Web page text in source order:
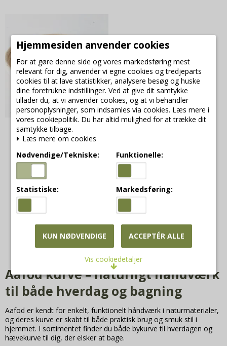
Aafod lille hævekurv, ø
18 cm
Aafod hævekurve
151885
79,00 DKK
Aafod kurve – naturligt håndværk
til både hverdag og bagning
Aafod er kendt for enkelt, funktionelt håndværk i naturmaterialer,
og deres kurve er skabt til både praktisk brug og smuk stil i
hjemmet. I sortimentet finder du både bykurve til hverdagen og
hævekurve til dig, der elsker at bage.
Hjemmesiden anvender cookies
For at gøre denne side og vores markedsføring mest
relevant for dig, anvender vi egne cookies og tredjeparts
cookies til at lave statistikker, analysere besøg og huske
dine foretrukne indstillinger. Ved at give dit samtykke
tillader du, at vi anvender cookies, og at vi behandler
personoplysninger, som indsamles via cookies. Læs mere i
vores cookiepolitik. Du har altid mulighed for at trække dit
samtykke tilbage.
Læs mere om cookies
Nødvendige/Tekniske:
Funktionelle:
Statistiske: Markedsføring:
KUN NØDVENDIGE ACCEPTÉR ALLE
Vis cookiedetaljer
Tekniske cookies er nødvendige for, at langt de
navnet angiver, har de kun teknisk betydning og
dermed ikke nogen indvirkning på din privatsfære,
idet de ikke registrerer, hvad du søger efter på
andre hjemmesider.